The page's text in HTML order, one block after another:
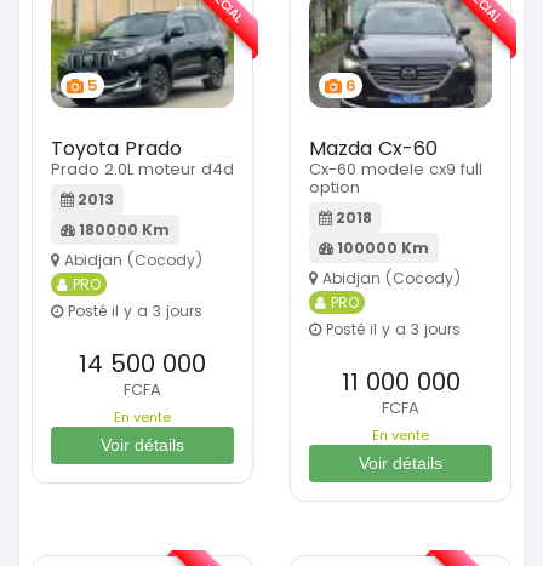
5
Toyota Prado
Prado 2.0L moteur d4d
2013
180000 Km
Abidjan (Cocody)
PRO
Posté il y a 3 jours
14 500 000
FCFA
En vente
Voir détails
6
Mazda Cx-60
Cx-60 modele cx9 full
option
2018
100000 Km
Abidjan (Cocody)
PRO
Posté il y a 3 jours
11 000 000
FCFA
En vente
Voir détails